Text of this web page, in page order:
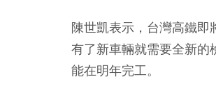
陳世凱表示，台灣高鐵即
有了新車輛就需要全新
能在明年完工。